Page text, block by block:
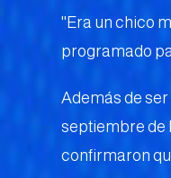
''Era un chico
programado
Además de
septiembre de
confirmaron